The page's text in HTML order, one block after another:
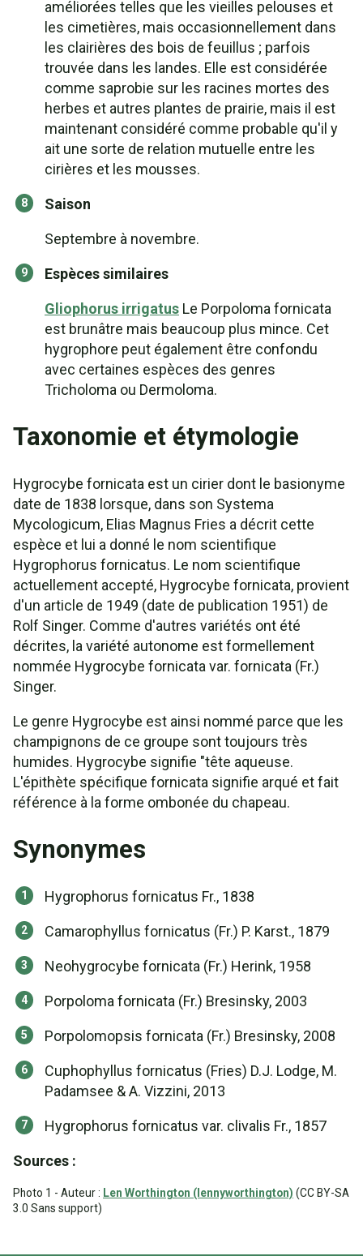
améliorées telles que les vieilles pelouses et
les cimetières, mais occasionnellement dans
les clairières des bois de feuillus ; parfois
trouvée dans les landes. Elle est considérée
comme saprobie sur les racines mortes des
herbes et autres plantes de prairie, mais il est
maintenant considéré comme probable qu'il y
ait une sorte de relation mutuelle entre les
cirières et les mousses.
Saison
Septembre à novembre.
Espèces similaires
Gliophorus irrigatus Le Porpoloma fornicata
est brunâtre mais beaucoup plus mince. Cet
hygrophore peut également être confondu
avec certaines espèces des genres
Tricholoma ou Dermoloma.
Taxonomie et étymologie
Hygrocybe fornicata est un cirier dont le basionyme
date de 1838 lorsque, dans son Systema
Mycologicum, Elias Magnus Fries a décrit cette
espèce et lui a donné le nom scientifique
Hygrophorus fornicatus. Le nom scientifique
actuellement accepté, Hygrocybe fornicata, provient
d'un article de 1949 (date de publication 1951) de
Rolf Singer. Comme d'autres variétés ont été
décrites, la variété autonome est formellement
nommée Hygrocybe fornicata var. fornicata (Fr.)
Singer.
Le genre Hygrocybe est ainsi nommé parce que les
champignons de ce groupe sont toujours très
humides. Hygrocybe signifie "tête aqueuse.
L'épithète spécifique fornicata signifie arqué et fait
référence à la forme ombonée du chapeau.
Synonymes
Hygrophorus fornicatus Fr., 1838
Camarophyllus fornicatus (Fr.) P. Karst., 1879
Neohygrocybe fornicata (Fr.) Herink, 1958
Porpoloma fornicata (Fr.) Bresinsky, 2003
Porpolomopsis fornicata (Fr.) Bresinsky, 2008
Cuphophyllus fornicatus (Fries) D.J. Lodge, M.
Padamsee & A. Vizzini, 2013
Hygrophorus fornicatus var. clivalis Fr., 1857
Sources :
Photo 1 - Auteur : Len Worthington (lennyworthington) (CC BY-SA
3.0 Sans support)